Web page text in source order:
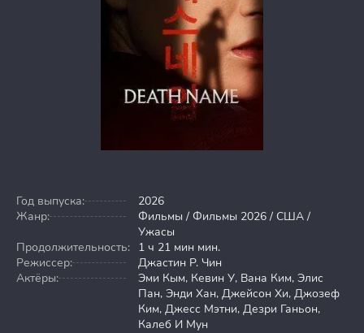
Год выпуска:
2026
Жанр:
Фильмы / Фильмы 2026 / США /
Ужасы
Продолжительность: 1 ч 21 мин мин.
Режиссер:
Джастин Р. Чин
Актёры:
Эми Кым, Кевин У, Вана Ким, Элис
Пан, Энди Хан, Джейсон Хи, Джозеф
Ким, Джесс Мэтни, Дезри Ганьон,
Калеб И Мун